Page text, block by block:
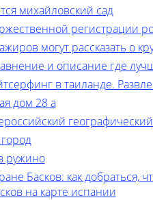
михайловский сад
регистрации
могут рассказать о
и описание где
в таиланде.
дом 28 а
географический
ружино
Басков: как
на карте испании